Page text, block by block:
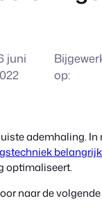
juni
op:
ademhaling. In
optimaliseert.
naar de